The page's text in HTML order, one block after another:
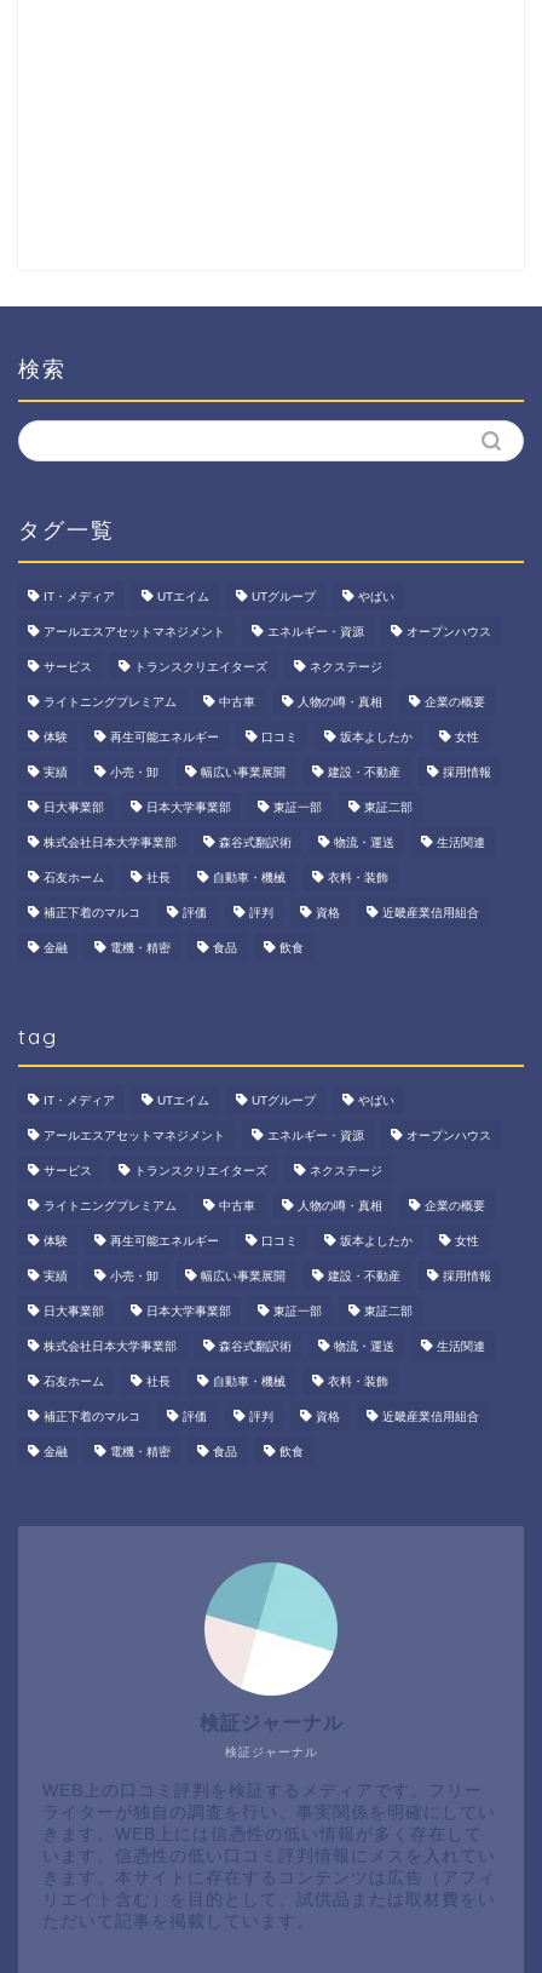
検索
タグ一覧
IT・メディア UTエイム UTグループ やばい
アールエスアセットマネジメント エネルギー・資源 オープンハウス
サービス トランスクリエイターズ ネクステージ
ライトニングプレミアム 中古車 人物の噂・真相 企業の概要
体験 再生可能エネルギー 口コミ 坂本よしたか 女性
実績 小売・卸 幅広い事業展開 建設・不動産 採用情報
日大事業部 日本大学事業部 東証一部 東証二部
株式会社日本大学事業部 森谷式翻訳術 物流・運送 生活関連
石友ホーム 社長 自動車・機械 衣料・装飾
補正下着のマルコ 評価 評判 資格 近畿産業信用組合
金融 電機・精密 食品 飲食
tag
IT・メディア UTエイム UTグループ やばい
アールエスアセットマネジメント エネルギー・資源 オープンハウス
サービス トランスクリエイターズ ネクステージ
ライトニングプレミアム 中古車 人物の噂・真相 企業の概要
体験 再生可能エネルギー 口コミ 坂本よしたか 女性
実績 小売・卸 幅広い事業展開 建設・不動産 採用情報
日大事業部 日本大学事業部 東証一部 東証二部
株式会社日本大学事業部 森谷式翻訳術 物流・運送 生活関連
石友ホーム 社長 自動車・機械 衣料・装飾
補正下着のマルコ 評価 評判 資格 近畿産業信用組合
金融 電機・精密 食品 飲食
検証ジャーナル
検証ジャーナル
WEB上の口コミ評判を検証するメディアです。フリー
ライターが独自の調査を行い、事実関係を明確にしてい
きます。WEB上には信憑性の低い情報が多く存在して
います。信憑性の低い口コミ評判情報にメスを入れてい
きます。本サイトに存在するコンテンツは広告（アフィ
リエイト含む）を目的として、試供品または取材費をい
ただいて記事を掲載しています。